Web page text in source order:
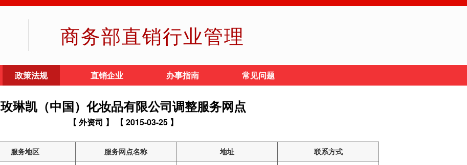
商务部直销行业管理
政策法规 直销企业 办事指南 常见问题
玫琳凯（中国）化妆品有限公司调整服务网点
【 外资司 】 【 2015-03-25 】
服务地区 服务网点名称 地址 联系方式